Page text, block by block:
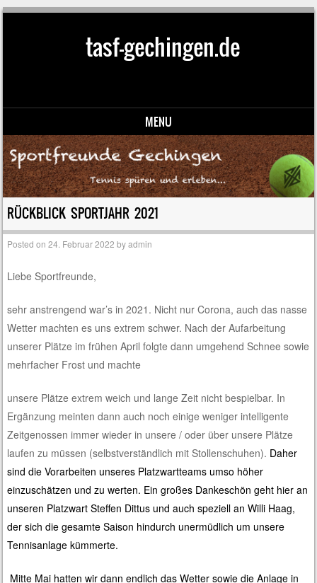
tasf-gechingen.de
MENU
Skip to content
RÜCKBLICK SPORTJAHR 2021
Posted on24. Februar 2022 byadmin
Liebe Sportfreunde,
sehr anstrengend war’s in 2021. Nicht nur Corona, auch das nasse
Wetter machten es uns extrem schwer. Nach der Aufarbeitung
unserer Plätze im frühen April folgte dann umgehend Schnee sowie
mehrfacher Frost und machte
unsere Plätze extrem weich und lange Zeit nicht bespielbar. In
Ergänzung meinten dann auch noch einige weniger intelligente
Zeitgenossen immer wieder in unsere / oder über unsere Plätze
laufen zu müssen (selbstverständlich mit Stollenschuhen). Daher
sind die Vorarbeiten unseres Platzwartteams umso höher
einzuschätzen und zu werten. Ein großes Dankeschön geht hier an
unseren Platzwart Steffen Dittus und auch speziell an Willi Haag,
der sich die gesamte Saison hindurch unermüdlich um unsere
Tennisanlage kümmerte.
Mitte Mai hatten wir dann endlich das Wetter sowie die Anlage in